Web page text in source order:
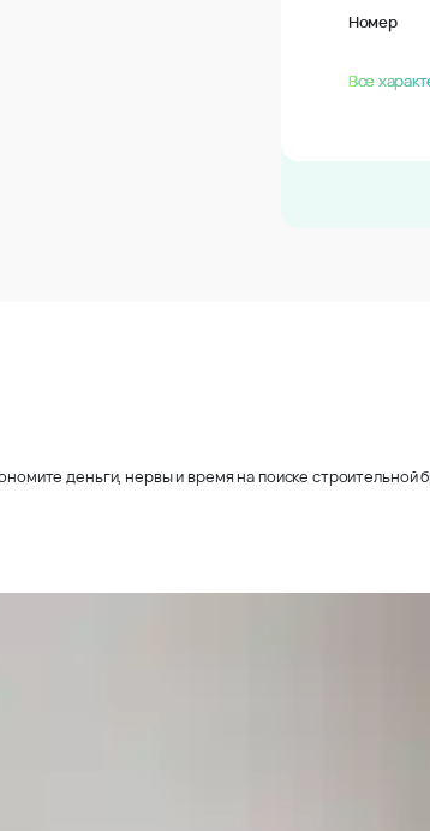
Номер
Все
деньги, нервы и время на поиске строительной